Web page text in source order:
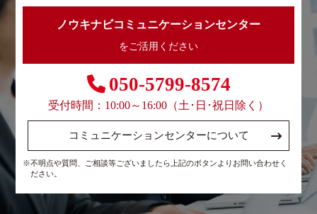
ノウキナビコミュニケーションセンター
をご活用ください
050-5799-8574
受付時間：10:00～16:00（土･日･祝日除く）
コミュニケーションセンターについて
※不明点や質問、ご相談等ございましたら上記のボタンよりお問い合わせく
ださい。